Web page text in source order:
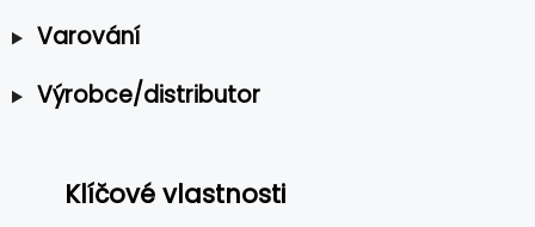
Varování
Výrobce/distributor
Klíčové vlastnosti